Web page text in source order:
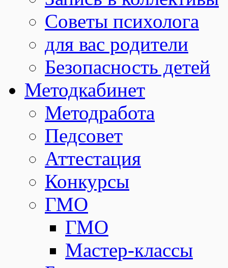
Советы психолога
для вас родители
Безопасность детей
Методкабинет
Методработа
Педсовет
Аттестация
Конкурсы
ГМО
ГМО
Мастер-классы